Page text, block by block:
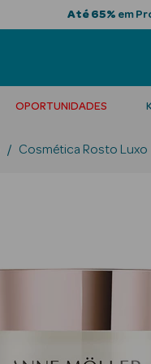
Até 65% em
OPORTUNIDADES
Cosmética Rosto Luxo